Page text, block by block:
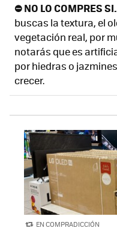
⛔ NO LO COMPRES
buscas la textura, el
vegetación real, por
notarás que es
por hiedras o
crecer.
EN COMPRADICCIÓN